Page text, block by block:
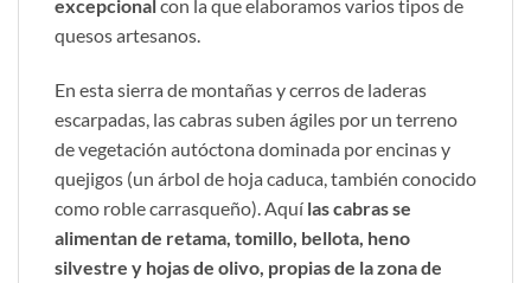
excepcionalcon la que elaboramos varios tipos de
quesos artesanos.
En esta sierra de montañas y cerros de laderas
escarpadas, las cabras suben ágiles por un terreno
de vegetación autóctona dominada por encinas y
quejigos (un árbol de hoja caduca, también conocido
como roble carrasqueño). Aquí las cabras se
alimentan de retama, tomillo, bellota, heno
silvestre y hojas de olivo, propias de la zona de